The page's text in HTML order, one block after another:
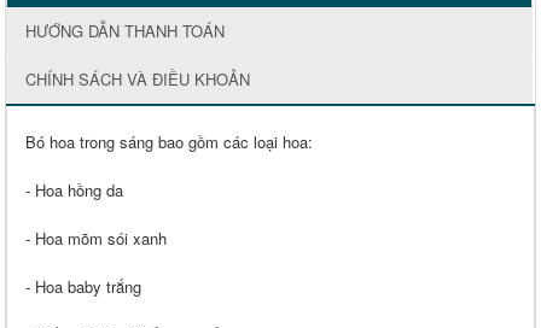
HƯỚNG DẪN THANH TOÁN
CHÍNH SÁCH VÀ ĐIỀU KHOẢN
Bó hoa trong sáng bao gồm các loại hoa:
- Hoa hồng da
- Hoa mõm sói xanh
- Hoa baby trắng